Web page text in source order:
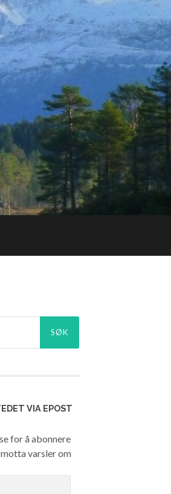
VIA EPOST
for å abonnere
varsler om